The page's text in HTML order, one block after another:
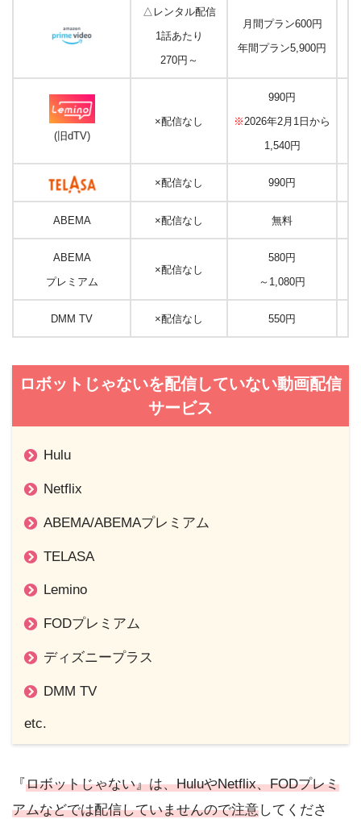
△レンタル配信
1話あたり
270円～
月間プラン600円
年間プラン5,900円
(旧dTV)
×配信なし
990円
※2026年2月1日から
1,540円
×配信なし 990円
ABEMA ×配信なし 無料
ABEMA
プレミアム
×配信なし
580円
～1,080円
DMM TV ×配信なし 550円
ロボットじゃないを配信していない動画配信
サービス
Hulu
Netflix
ABEMA/ABEMAプレミアム
TELASA
Lemino
FODプレミアム
ディズニープラス
DMM TV
etc.
『ロボットじゃない』は、HuluやNetflix、FODプレミ
アムなどでは配信していませんので注意してくださ